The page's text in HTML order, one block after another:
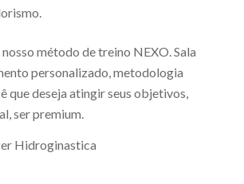
método de treino NEXO. Sala
personalizado, metodologia
que deseja atingir seus objetivos,
ser premium.
Hidroginastica